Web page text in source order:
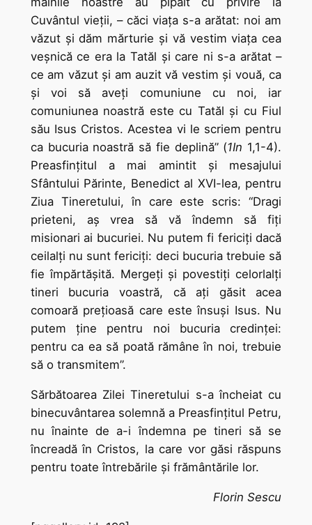
Cuvântul vieţii, – căci viaţa s-a arătat: noi am
văzut şi dăm mărturie şi vă vestim viaţa cea
veşnică ce era la Tatăl şi care ni s-a arătat –
ce am văzut şi am auzit vă vestim şi vouă, ca
şi voi să aveţi comuniune cu noi, iar
comuniunea noastră este cu Tatăl şi cu Fiul
său Isus Cristos. Acestea vi le scriem pentru
ca bucuria noastră să fie deplină” (1In 1,1-4).
Preasfinţitul a mai amintit și mesajului
Sfântului Părinte, Benedict al XVI-lea, pentru
Ziua Tineretului, în care este scris: “Dragi
prieteni, aş vrea să vă îndemn să fiţi
misionari ai bucuriei. Nu putem fi fericiţi dacă
ceilalţi nu sunt fericiţi: deci bucuria trebuie să
fie împărtăşită. Mergeţi şi povestiţi celorlalţi
tineri bucuria voastră, că aţi găsit acea
comoară preţioasă care este însuşi Isus. Nu
putem ţine pentru noi bucuria credinţei:
pentru ca ea să poată rămâne în noi, trebuie
să o transmitem”.
Sărbătoarea Zilei Tineretului s-a încheiat cu
binecuvântarea solemnă a Preasfințitul Petru,
nu înainte de a-i îndemna pe tineri să se
încreadă în Cristos, la care vor găsi răspuns
pentru toate întrebările şi frământările lor.
Florin Sescu